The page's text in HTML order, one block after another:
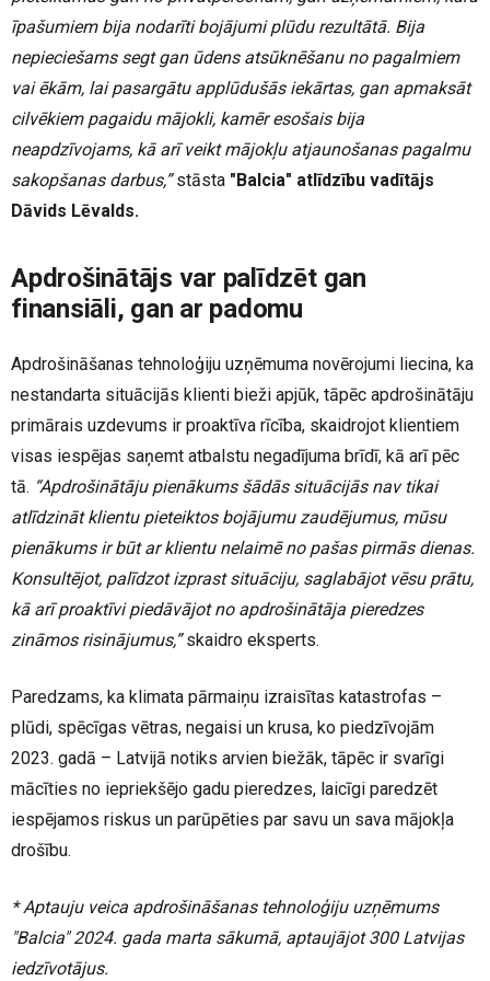
īpašumiem bija nodarīti bojājumi plūdu rezultātā. Bija
nepieciešams segt gan ūdens atsūknēšanu no pagalmiem
vai ēkām, lai pasargātu applūdušās iekārtas, gan apmaksāt
cilvēkiem pagaidu mājokli, kamēr esošais bija
neapdzīvojams, kā arī veikt mājokļu atjaunošanas pagalmu
sakopšanas darbus,”stāsta "Balcia" atlīdzību vadītājs
Dāvids Lēvalds.
Apdrošinātājs var palīdzēt gan
finansiāli, gan ar padomu
Apdrošināšanas tehnoloģiju uzņēmuma novērojumi liecina, ka
nestandarta situācijās klienti bieži apjūk, tāpēc apdrošinātāju
primārais uzdevums ir proaktīva rīcība, skaidrojot klientiem
visas iespējas saņemt atbalstu negadījuma brīdī, kā arī pēc
tā. “Apdrošinātāju pienākums šādās situācijās nav tikai
atlīdzināt klientu pieteiktos bojājumu zaudējumus, mūsu
pienākums ir būt ar klientu nelaimē no pašas pirmās dienas.
Konsultējot, palīdzot izprast situāciju, saglabājot vēsu prātu,
kā arī proaktīvi piedāvājot no apdrošinātāja pieredzes
zināmos risinājumus,”skaidro eksperts.
Paredzams, ka klimata pārmaiņu izraisītas katastrofas –
plūdi, spēcīgas vētras, negaisi un krusa, ko piedzīvojām
2023. gadā – Latvijā notiks arvien biežāk, tāpēc ir svarīgi
mācīties no iepriekšējo gadu pieredzes, laicīgi paredzēt
iespējamos riskus un parūpēties par savu un sava mājokļa
drošību.
* Aptauju veica apdrošināšanas tehnoloģiju uzņēmums
"Balcia" 2024. gada marta sākumā, aptaujājot 300 Latvijas
iedzīvotājus.